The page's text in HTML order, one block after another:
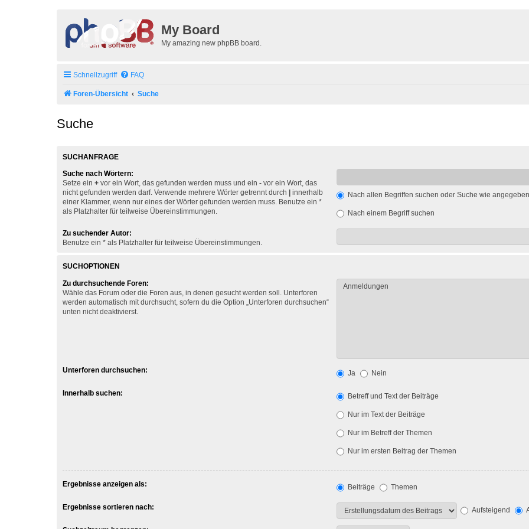
My Board
My amazing new phpBB board.
Schnellzugriff FAQ
Foren-Übersicht Suche
Suche
SUCHANFRAGE
Suche nach Wörtern:
Setze ein + vor ein Wort, das gefunden werden muss und ein - vor ein Wort, das
nicht gefunden werden darf. Verwende mehrere Wörter getrennt durch
innerhalb
einer Klammer, wenn nur eines der Wörter gefunden werden muss. Benutze ein *
als Platzhalter für teilweise Übereinstimmungen.
Nach allen Begriffen suchen oder Suche wie
Nach einem Begriff suchen
Zu suchender Autor:
Benutze ein * als Platzhalter für teilweise Übereinstimmungen.
SUCHOPTIONEN
Zu durchsuchende Foren:
Wähle das Forum oder die Foren aus, in denen gesucht werden soll. Unterforen
werden automatisch mit durchsucht, sofern du die Option „Unterforen durchsuchen“
unten nicht deaktivierst.
Unterforen durchsuchen: Ja Nein
Innerhalb suchen: Betreff und Text der Beiträge
Nur im Text der Beiträge
Nur im Betreff der Themen
Nur im ersten Beitrag der Themen
Ergebnisse anzeigen als: Beiträge Themen
Ergebnisse sortieren nach: Aufsteigend